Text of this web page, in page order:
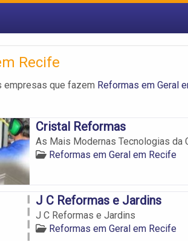
Recife
empresas que fazem Reformas em Geral
Cristal Reformas
As Mais Modernas Tecnologias da
Reformas em Geral em Recife
J C Reformas e Jardins
J C Reformas e Jardins
Reformas em Geral em Recife